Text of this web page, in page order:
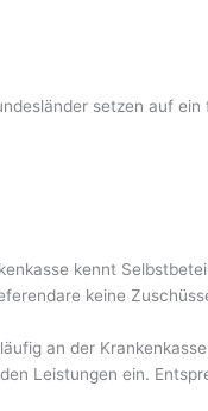
setzen auf
kennt
keine
an der
Leistungen ein.